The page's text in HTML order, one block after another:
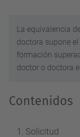
La equivalencia
doctora supone
formación
doctor o doctora
Contenidos
Solicitud